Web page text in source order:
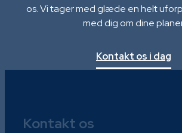
os. Vi tager med glæde en helt
med dig om dine
Kontakt os i dag
Kontakt os